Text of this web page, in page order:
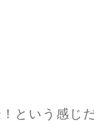
という感じ